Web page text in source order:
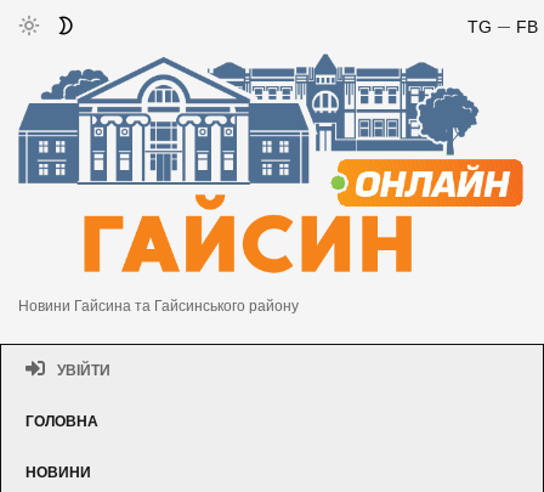
FB
TG
Новини Гайсина та Гайсинського району
УВІЙТИ
ГОЛОВНА
НОВИНИ